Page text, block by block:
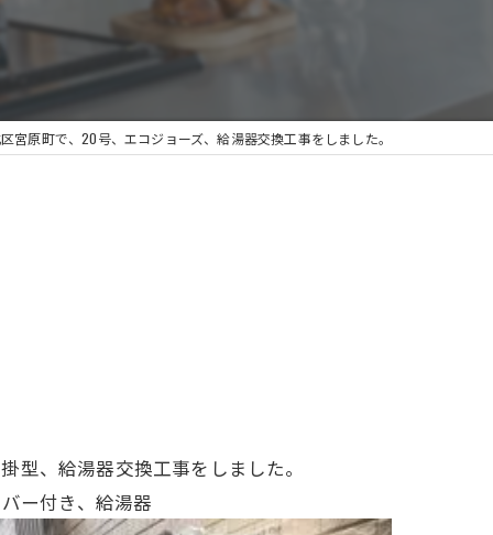
IHクッキングヒーター
ビルトイン食洗機
浴室換気扇
宮原町で、20号、エコジョーズ、給湯器交換工事をしました。
型、給湯器交換工事をしました。
ー付き、給湯器